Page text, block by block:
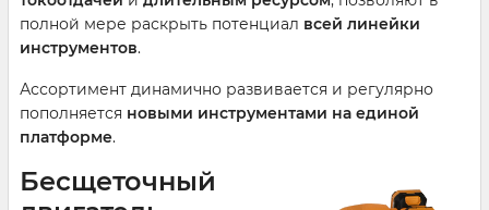
полной мере раскрыть потенциал всей линейки
инструментов.
Ассортимент динамично развивается и регулярно
пополняется новыми инструментами на единой
платформе.
Бесщеточный